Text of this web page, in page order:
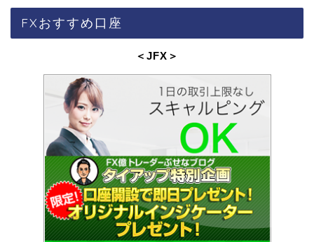
FXおすすめ口座
＜JFX ＞